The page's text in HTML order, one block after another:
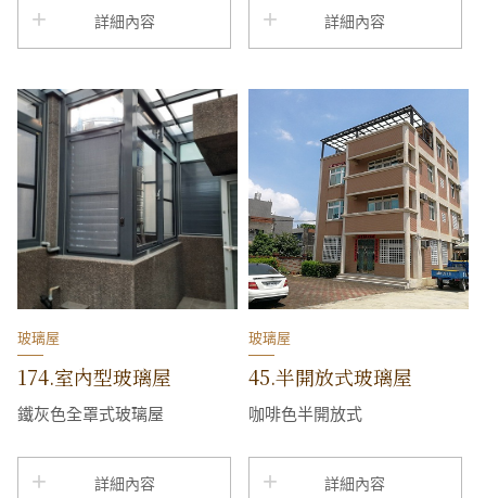
詳細內容 詳細內容
玻璃屋
174.室內型玻璃屋
鐵灰色全罩式玻璃屋
詳細內容
玻璃屋
45.半開放式玻璃屋
咖啡色半開放式
詳細內容